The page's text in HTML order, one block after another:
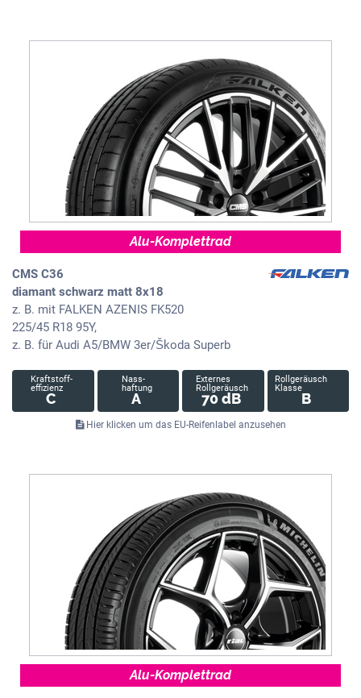
Alu-Komplettrad
CMS C36
diamant schwarz matt 8x18
z. B. mit FALKEN AZENIS FK520
225/45 R18 95Y,
z. B. für Audi A5/BMW 3er/Škoda Superb
Kraftstoff-
effizienz
C
Nass-
haftung
A
Externes
Rollgeräusch
70 dB
Rollgeräusch
Klasse
B
Hier klicken um das EU-Reifenlabel anzusehen
Alu-Komplettrad